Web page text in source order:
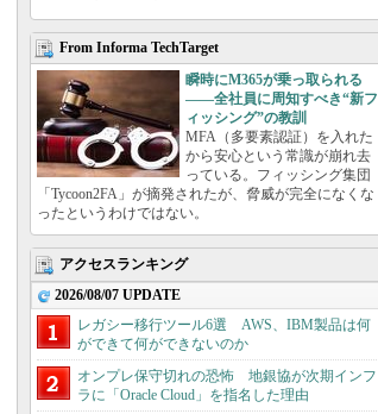
From Informa TechTarget
瞬時にM365が乗っ取られる
――全社員に周知すべき“新フ
ィッシング”の教訓
MFA（多要素認証）を入れた
から安心という常識が崩れ去
っている。フィッシング集団
「Tycoon2FA」が摘発されたが、脅威が完全になくな
ったというわけではない。
アクセスランキング
2026/08/07 UPDATE
レガシー移行ツール6選 AWS、IBM製品は何
ができて何ができないのか
オンプレ保守切れの恐怖 地銀協が次期インフ
ラに「Oracle Cloud」を指名した理由